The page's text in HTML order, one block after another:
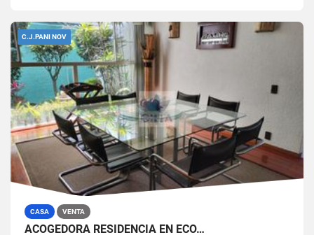
C.J.PANI NOV
CASA VENTA
ACOGEDORA RESIDENCIA EN ECO…